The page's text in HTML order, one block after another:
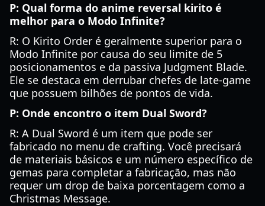
P: Qual forma do anime reversal kirito é
melhor para o Modo Infinite?
R: O Kirito Order é geralmente superior para o
Modo Infinite por causa do seu limite de 5
posicionamentos e da passiva Judgment Blade.
Ele se destaca em derrubar chefes de late-game
que possuem bilhões de pontos de vida.
P: Onde encontro o item Dual Sword?
R: A Dual Sword é um item que pode ser
fabricado no menu de crafting. Você precisará
de materiais básicos e um número específico de
gemas para completar a fabricação, mas não
requer um drop de baixa porcentagem como a
Christmas Message.